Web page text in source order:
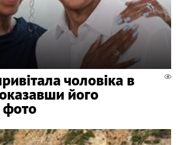
чоловіка в
його
фото